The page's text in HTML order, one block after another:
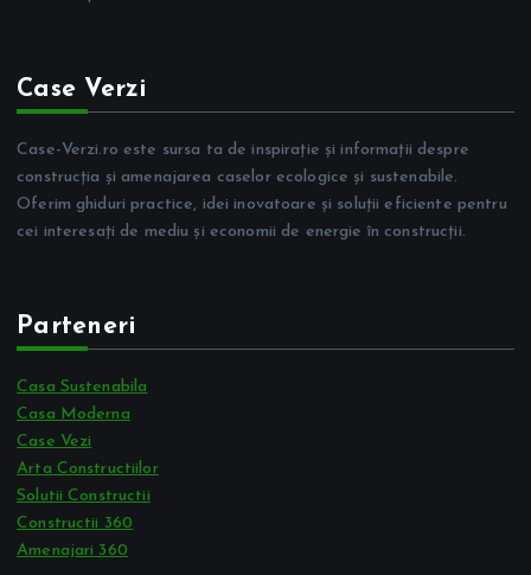
Case Verzi
Case-Verzi.ro este sursa ta de inspirație și informații despre
construcția și amenajarea caselor ecologice și sustenabile.
Oferim ghiduri practice, idei inovatoare și soluții eficiente pentru
cei interesați de mediu și economii de energie în construcții.
Parteneri
Casa Sustenabila
Casa Moderna
Case Vezi
Arta Constructiilor
Solutii Constructii
Constructii 360
Amenajari 360